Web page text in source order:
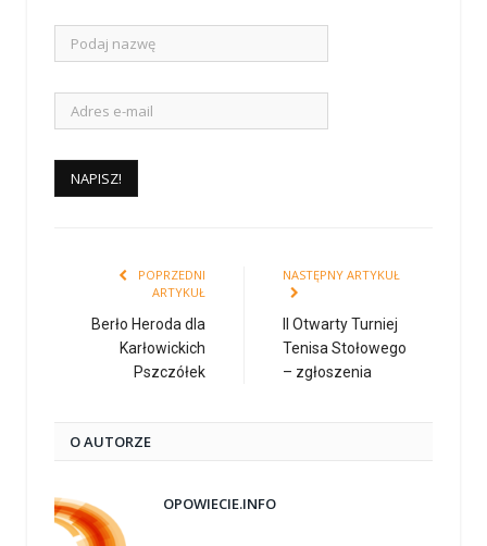
POPRZEDNI
ARTYKUŁ
Berło Heroda dla
Karłowickich
Pszczółek
NASTĘPNY ARTYKUŁ
II Otwarty Turniej
Tenisa Stołowego
– zgłoszenia
O AUTORZE
OPOWIECIE.INFO